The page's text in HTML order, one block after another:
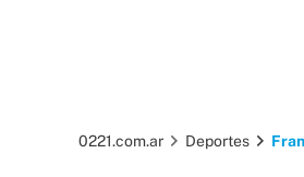
0221.com.ar Deportes